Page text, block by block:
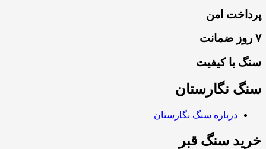
پرداخت امن
۷ روز ضمانت
سنگ با کیفیت
سنگ نگارستان
درباره سنگ نگارستان
خرید سنگ قبر